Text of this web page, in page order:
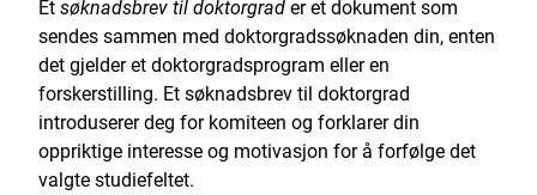
Etsøknadsbrev til doktorgrader et dokument som
sendes sammen med doktorgradssøknaden din, enten
det gjelder et doktorgradsprogram eller en
forskerstilling. Et søknadsbrev til doktorgrad
introduserer deg for komiteen og forklarer din
oppriktige interesse og motivasjon for å forfølge det
valgte studiefeltet.